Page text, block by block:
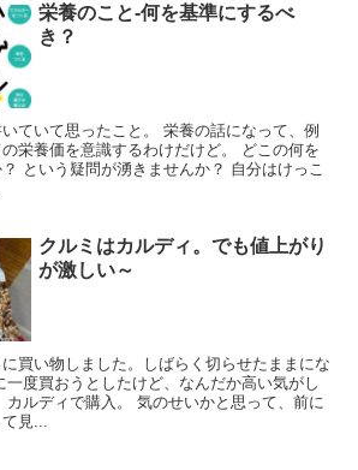
栄養のこと-何を基準にするべ
き？
ていて思ったこと。 栄養の話になって、例
栄養価を意識するわけだけど。 どこの何を
という疑問が湧きませんか？ 自分はけっこ
クルミはカルディ。でも値上がり
が激しい～
買い物しました。しばらく切らせたままにな
一度買おうとしたけど、なんだか高い気がし
カルディで購入。 気のせいかと思って、前に
見...